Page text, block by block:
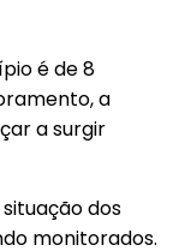
é de 8
a
a surgir
dos
monitorados.